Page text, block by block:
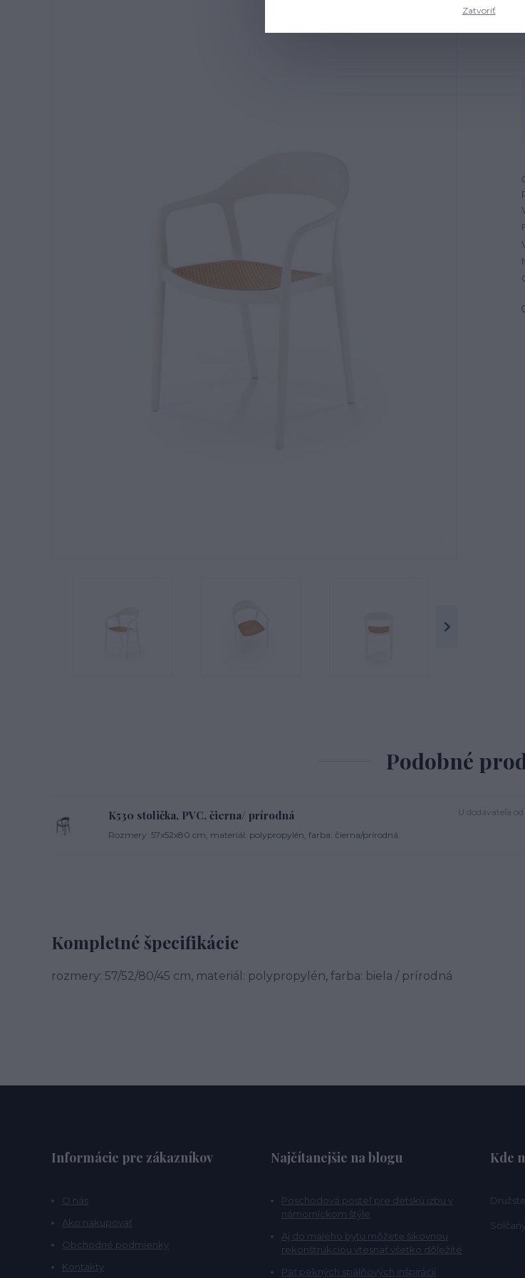
Podobné
K530 stolička, PVC, čierna/ prírodná
Rozmery: 57x52x80 cm, materiál: polypropylén, farba: čierna/prírodná.
U dodávateľa
Kompletné špecifikácie
rozmery: 57/52/80/45 cm, materiál: polypropylén, farba: biela / prírodná
Informácie pre zákazníkov
O nás
Ako nakupovať
Obchodné podmienky
Kontakty
Najčítanejšie na blogu
Poschodová posteľ pre detskú izbu v
námorníckom štýle
Aj do malého bytu môžete šikovnou
rekonštrukciou vtesnať všetko dôležité
Päť pekných spálňových inšpirácií
Kde
Zatvoriť